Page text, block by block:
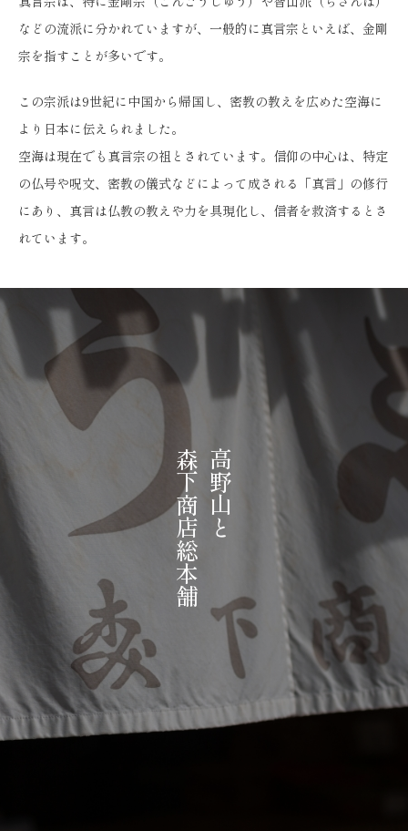
などの流派に分かれていますが、 一般的に真言宗といえば、金剛
宗を指すことが多いです。
この宗派は9世紀に中国から帰国し、密教の教えを広めた空海に
より日本に伝えられました。
空海は現在でも真言宗の祖とされています。信仰の中心は、特定
の仏号や呪文、密教の儀式などによって成される「真言」の修行
にあり、真言は仏教の教えや力を具現化し、信者を救済するとさ
れています。
高野山と
森下商店総本舗